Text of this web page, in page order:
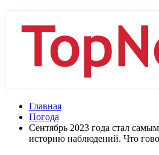
Главная
Погода
Сентябрь 2023 года стал
историю наблюдений. Что